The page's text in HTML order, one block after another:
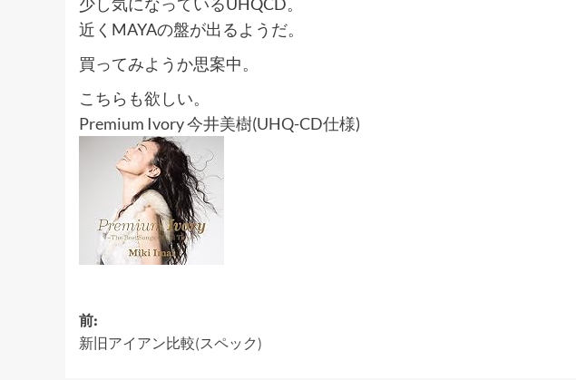
近くMAYAの盤が出るようだ。
買ってみようか思案中。
こちらも欲しい。
Premium Ivory 今井美樹(UHQ-CD仕様)
投
稿
前:
新旧アイアン比較(スペック)